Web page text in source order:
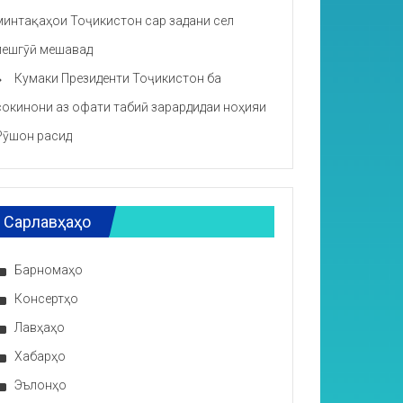
Тоҷикистон сар задани сел
мешавад
Кумаки Президенти Тоҷикистон ба
аз офати табиӣ зарардидаи ноҳияи
расид
Сарлавҳаҳо
Барномаҳо
Консертҳо
Лавҳаҳо
Хабарҳо
Эълонҳо